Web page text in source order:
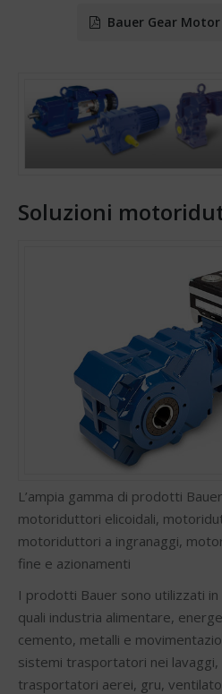
Bauer Gear
Soluzioni
L’ampia gamma di prodotti
motoriduttori elicoidali,
motoriduttori a ingranaggi,
fine e azionamenti
I prodotti Bauer sono utilizzati
quali industria alimentare,
cemento, metalli e
sistemi trasportatori nei
trasportatori aerei, gru,